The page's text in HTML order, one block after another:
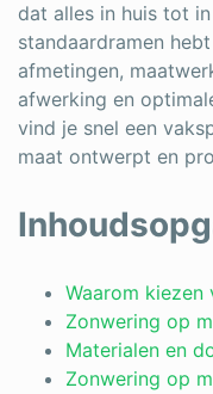
Schilder
Schrijnwerker
Stukadoor
Vloeren
Warmtepomp
Zonnepanelen
dat alles in huis tot
standaardramen
afmetingen,
afwerking en
vind je snel een
maat ontwerpt en
Waarom
Zonwering op
Materialen en
Zonwering op